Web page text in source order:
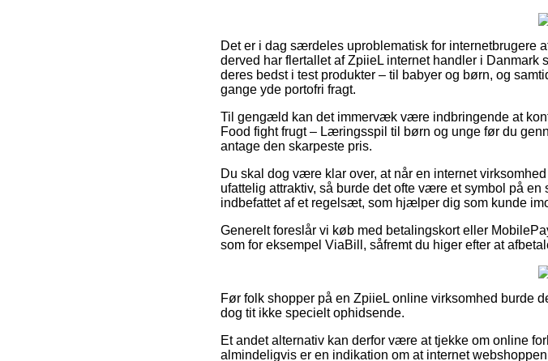
Det er i dag særdeles uproblematisk for internetbrugere
derved har flertallet af ZpiieL internet handler i
deres bedst i test produkter – til babyer og børn, og
gange yde portofri fragt.
Til gengæld kan det immervæk være indbringende at
Food fight frugt – Læringsspil til børn og unge før du
antage den skarpeste pris.
Du skal dog være klar over, at når en internet
ufattelig attraktiv, så burde det ofte være et symbol på
indbefattet af et regelsæt, som hjælper dig som kunde
Generelt foreslår vi køb med betalingskort eller
som for eksempel ViaBill, såfremt du higer efter at
Før folk shopper på en ZpiieL online virksomhed burde
dog tit ikke specielt ophidsende.
Et andet alternativ kan derfor være at tjekke om online
almindeligvis er en indikation om at internet